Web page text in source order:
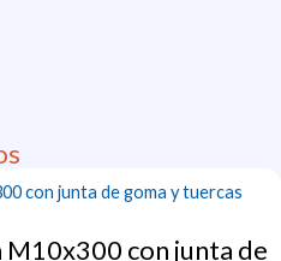
con junta de